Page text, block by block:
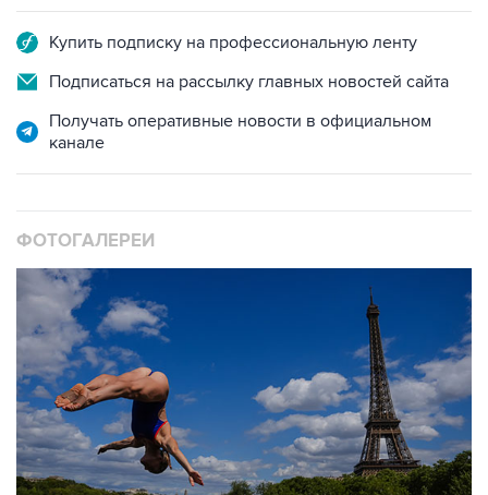
Купить подписку на профессиональную ленту
Подписаться на рассылку главных новостей сайта
Получать оперативные новости в официальном
канале
ФОТОГАЛЕРЕИ